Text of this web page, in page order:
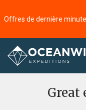
Accueil
Great